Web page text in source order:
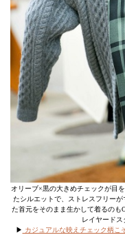
オリーブ×黒の大きめチェックが目
たシルエットで、ストレスフリー
た首元をそのまま生かして着るのも
レイヤードス
▶︎ カジュアルな映えチェック柄こ